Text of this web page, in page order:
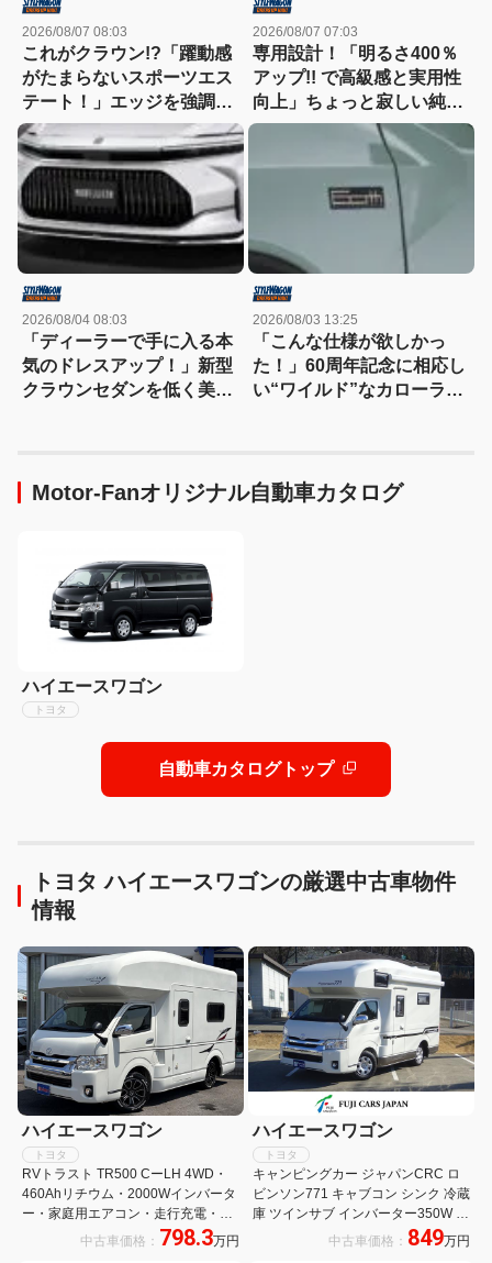
2026/08/07 08:03
これがクラウン!?「躍動感
がたまらないスポーツエス
テート！」エッジを強調し
たエアロに22インチホイー
ルで武装
2026/08/07 07:03
専用設計！「明るさ400％
アップ!! で高級感と実用性
向上」ちょっと寂しい純正
室内照明をグレードアップ
2026/08/04 08:03
「ディーラーで手に入る本
気のドレスアップ！」新型
クラウンセダンを低く美し
2026/08/03 13:25
「こんな仕様が欲しかっ
た！」60周年記念に相応し
い“ワイルド”なカローラク
Motor-Fanオリジナル自動車カタログ
ハイエースワゴン
トヨタ
自動車カタログトップ
トヨタ ハイエースワゴンの厳選中古車物件
情報
ハイエースワゴン
トヨタ
RVトラスト TR500 CーLH 4WD・
460Ahリチウム・2000Wインバータ
ー・家庭用エアコン・走行充電・外
部充電・シンク・レンジ・45L冷蔵
中古車価格： 798.3万円
ハイエースワゴン
トヨタ
キャンピングカー ジャパンCRC ロ
ビンソン771 キャブコン シンク 冷蔵
庫 ツインサブ インバーター350W べ
バスト製FFヒーター 液晶テレビ マ
中古車価格： 849万円